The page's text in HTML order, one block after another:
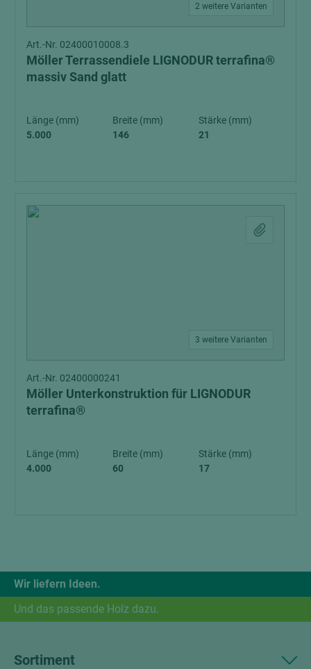
2 weitere Varianten
Art.-Nr. 02400010008.3
Möller Terrassendiele LIGNODUR terrafina®
massiv Sand glatt
Länge (mm)
5.000
Breite (mm)
146
Stärke (mm)
21
3 weitere Varianten
Art.-Nr. 02400000241
Möller Unterkonstruktion für LIGNODUR
terrafina®
Länge (mm)
4.000
Breite (mm)
60
Stärke (mm)
17
Wir liefern Ideen.
Und das passende Holz dazu.
Sortiment